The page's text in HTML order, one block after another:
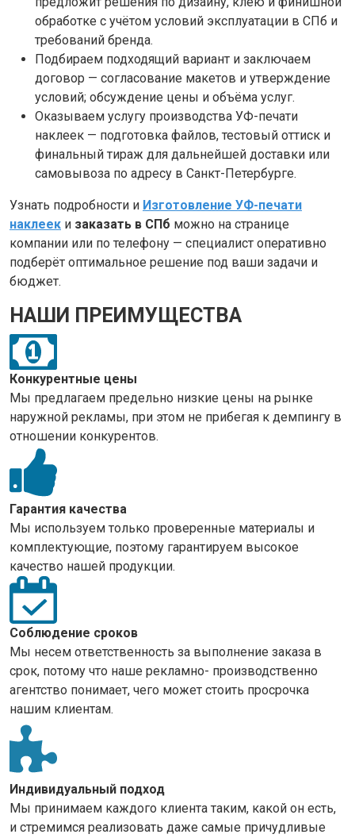
обработке с учётом условий эксплуатации в СПб и
требований бренда.
Подбираем подходящий вариант и заключаем
договор — согласование макетов и утверждение
условий; обсуждение цены и объёма услуг.
Оказываем услугу производства УФ-печати
наклеек — подготовка файлов, тестовый оттиск и
финальный тираж для дальнейшей доставки или
самовывоза по адресу в Санкт-Петербурге.
Узнать подробности и Изготовление УФ-печати
наклеек и заказать в СПб можно на странице
компании или по телефону — специалист оперативно
подберёт оптимальное решение под ваши задачи и
бюджет.
НАШИ ПРЕИМУЩЕСТВА
Конкурентные цены
Мы предлагаем предельно низкие цены на рынке
наружной рекламы, при этом не прибегая к демпингу в
отношении конкурентов.
Гарантия качества
Мы используем только проверенные материалы и
комплектующие, поэтому гарантируем высокое
качество нашей продукции.
Соблюдение сроков
Мы несем ответственность за выполнение заказа в
срок, потому что наше рекламно- производственно
агентство понимает, чего может стоить просрочка
нашим клиентам.
Индивидуальный подход
Мы принимаем каждого клиента таким, какой он есть,
и стремимся реализовать даже самые причудливые